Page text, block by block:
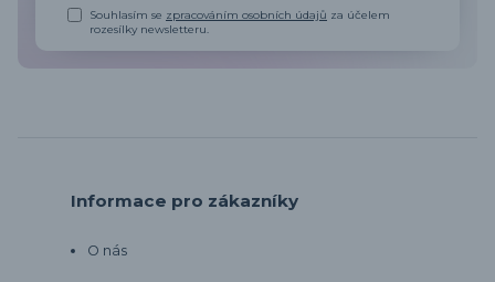
Souhlasím se zpracováním osobních údajů za účelem
rozesílky newsletteru.
Informace pro zákazníky
O nás